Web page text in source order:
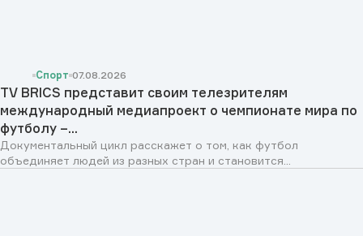
Спорт 07.08.2026
TV BRICS представит своим телезрителям
международный медиапроект о чемпионате мира по
футболу –...
Документальный цикл расскажет о том, как футбол
объединяет людей из разных стран и становится...